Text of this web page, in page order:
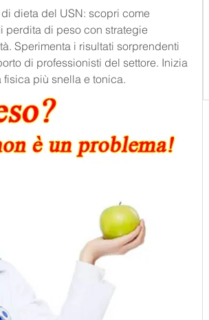
dieta del USN: scopri come
perdita di peso con strategie
Sperimenta i risultati sorprendenti
di professionisti del settore. Inizia
più snella e tonica.